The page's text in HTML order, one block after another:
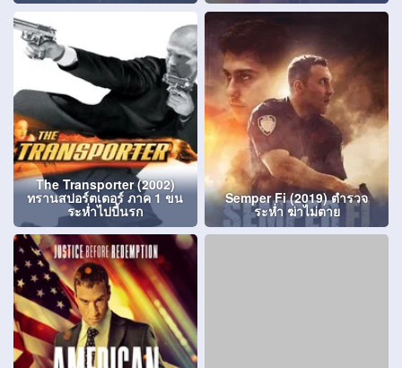
The Transporter (2002)
ทรานสปอร์ตเตอร์ ภาค 1 ขน
ระห่ำไปบี้นรก
Semper Fi (2019) ตำรวจ
ระห่ำ ฆ่าไม่ตาย